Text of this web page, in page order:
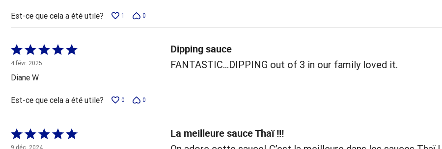
Est-ce que cela a été utile? 1 0
Coté
5 sur
5
4 févr. 2025
Diane W
Dipping sauce
FANTASTIC...DIPPING out of 3 in our family loved it.
Est-ce que cela a été utile? 0 0
Coté
5 sur
9 déc. 2024
La meilleure sauce Thaï !!!